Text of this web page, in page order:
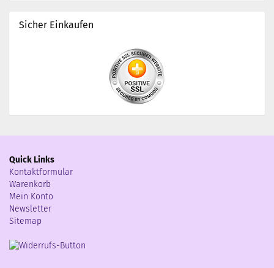
Sicher Einkaufen
Quick Links
Kontaktformular
Warenkorb
Mein Konto
Newsletter
Sitemap